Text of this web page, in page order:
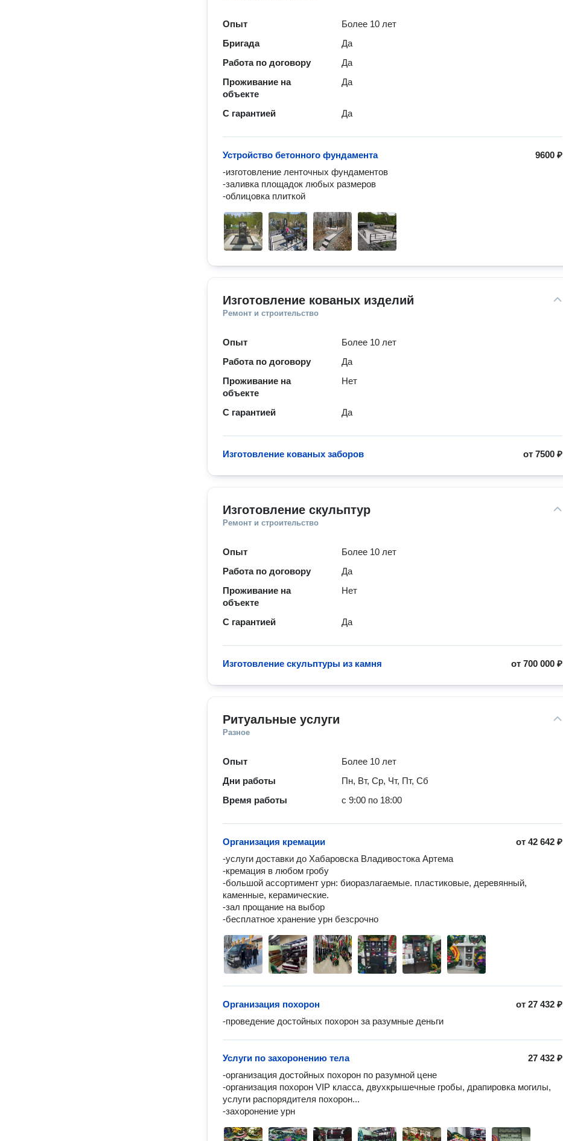
Опыт
Более 10 лет
Бригада
Да
Работа по договору
Да
Проживание на
объекте
Да
С гарантией Да
9600 ₽
Устройство бетонного фундамента
-изготовление ленточных фундаментов
-заливка площадок любых размеров
-облицовка плиткой
Изготовление кованых изделий
Ремонт и строительство
Опыт
Более 10 лет
Работа по договору
Да
Проживание на
объекте
Нет
С гарантией Да
от7500 ₽
Изготовление кованых заборов
Изготовление скульптур
Ремонт и строительство
Опыт
Более 10 лет
Работа по договору
Да
Проживание на
объекте
Нет
С гарантией Да
от700 000 ₽
Изготовление скульптуры из камня
Ритуальные услуги
Разное
Опыт
Более 10 лет
Дни работы
Пн, Вт, Ср, Чт, Пт, Сб
Время работы
с 9:00 по 18:00
от42 642 ₽
Организация кремации
-услуги доставки до Хабаровска Владивостока Артема
-кремация в любом гробу
-большой ассортимент урн: биоразлагаемые. пластиковые, деревянный,
каменные, керамические.
-зал прощание на выбор
-бесплатное хранение урн безсрочно
от27 432 ₽
Организация похорон
-проведение достойных похорон за разумные деньги
27 432 ₽
Услуги по захоронению тела
-организация достойных похорон по разумной цене
-организация похорон VIP класса, двухкрышечные гробы, драпировка могилы,
услуги распорядителя похорон...